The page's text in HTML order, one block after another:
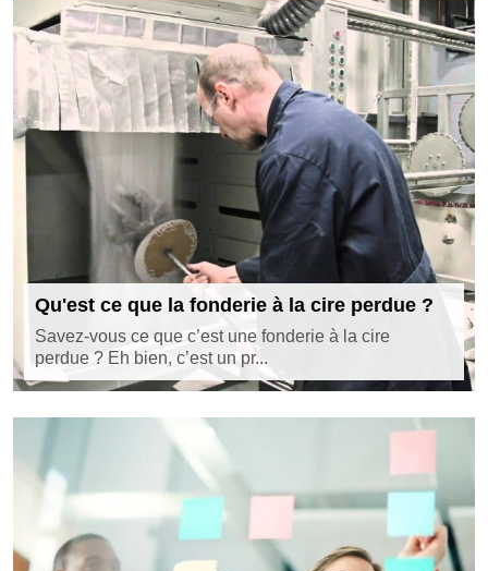
Qu'est ce que la fonderie à la cire perdue ?
Savez-vous ce que c’est une fonderie à la cire
perdue ? Eh bien, c’est un pr...